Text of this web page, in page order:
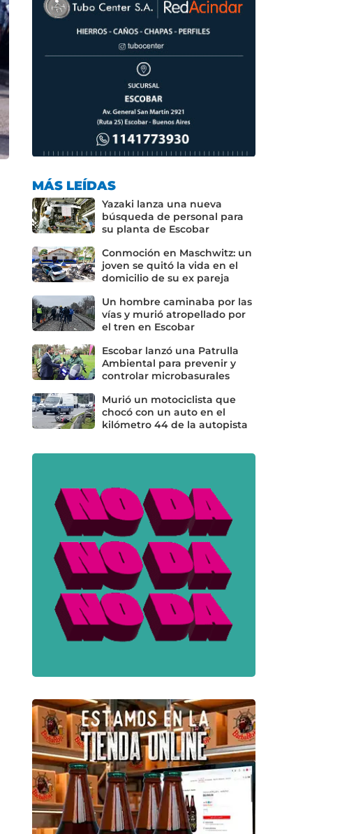
MÁS LEÍDAS
Yazaki lanza una nueva
búsqueda de personal para
su planta de Escobar
Conmoción en Maschwitz: un
joven se quitó la vida en el
domicilio de su ex pareja
Un hombre caminaba por las
vías y murió atropellado por
el tren en Escobar
Escobar lanzó una Patrulla
Ambiental para prevenir y
controlar microbasurales
Murió un motociclista que
chocó con un auto en el
kilómetro 44 de la autopista